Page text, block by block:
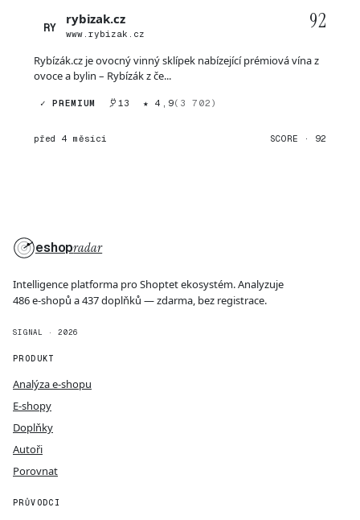
RY
rybizak.cz
www.rybizak.cz
92
Rybízák.cz je ovocný vinný sklípek nabízející prémiová vína z
ovoce a bylin – Rybízák z če...
✓ PREMIUM 13 ★ 4,9(3 702)
před 4 měsíci SCORE · 92
eshopradar
Intelligence platforma pro Shoptet ekosystém. Analyzuje
486 e-shopů a 437 doplňků — zdarma, bez registrace.
SIGNAL · 2026
PRODUKT
Analýza e-shopu
E-shopy
Doplňky
Autoři
Porovnat
PRŮVODCI